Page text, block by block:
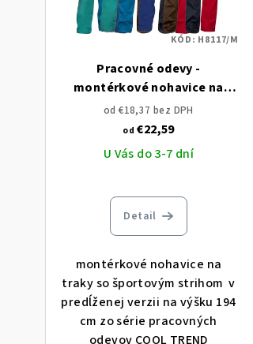
Pracovné odevy -
montérkové nohavice na
traky ARDON COOL TREND
predĺžené
od €18,37 bez DPH
od €22,59
U Vás do 3-7 dní
Detail
montérkové nohavice na
traky so športovým strihom v
predĺženej verzii na výšku 194
cm zo série pracovných
odevov COOL TREND
KÓD: H8117/M